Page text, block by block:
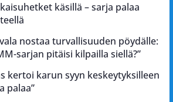
käsillä – sarja palaa
nostaa turvallisuuden pöydälle:
sarjan pitäisi kilpailla siellä?”
kertoi karun syyn keskeytyksilleen
palaa”